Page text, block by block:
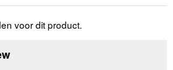
voor dit product.